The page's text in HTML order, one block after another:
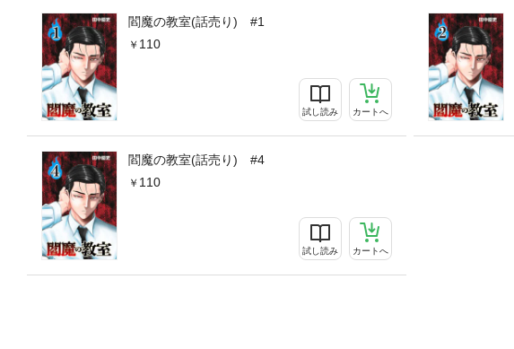
閻魔の教室(話売り) #1
110
試し読み カートへ
閻魔の教室(話売り) #4
110
試し読み カートへ